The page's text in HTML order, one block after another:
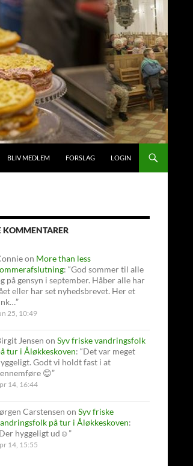
BLIV MEDLEM FORSLAG LOGIN
KOMMENTARER
on More than less
: “God sommer til alle
på gensyn i september. Håber alle har
eller har set nyhedsbrevet. Her et
”
25, 10:49
Jensen on Syv friske vandringsfolk
tur i Åløkkeskoven: “Det var meget
Godt vi holdt fast i at
😊”
14, 16:44
Carstensen on Syv friske
på tur i Åløkkeskoven:
Der hyggeligt ud☺️”
14, 15:55